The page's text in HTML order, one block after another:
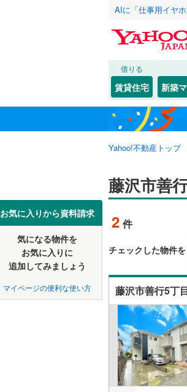
AIに「仕事用イヤ
借りる
賃貸住宅 新築
Yahoo!不動産トップ
お気に入りから資料請求
気になる物件を
お気に入りに
追加してみましょう
マイページの便利な使い方
藤沢市善
2 件
チェックした物件を
藤沢市善行5丁
北海道
東北
関東
信越・北陸
近畿
中国
四国
九州・沖縄
川崎市
横浜市
相模原市
神奈川県
ほかの地域
JR
私鉄・その他
こだわり条